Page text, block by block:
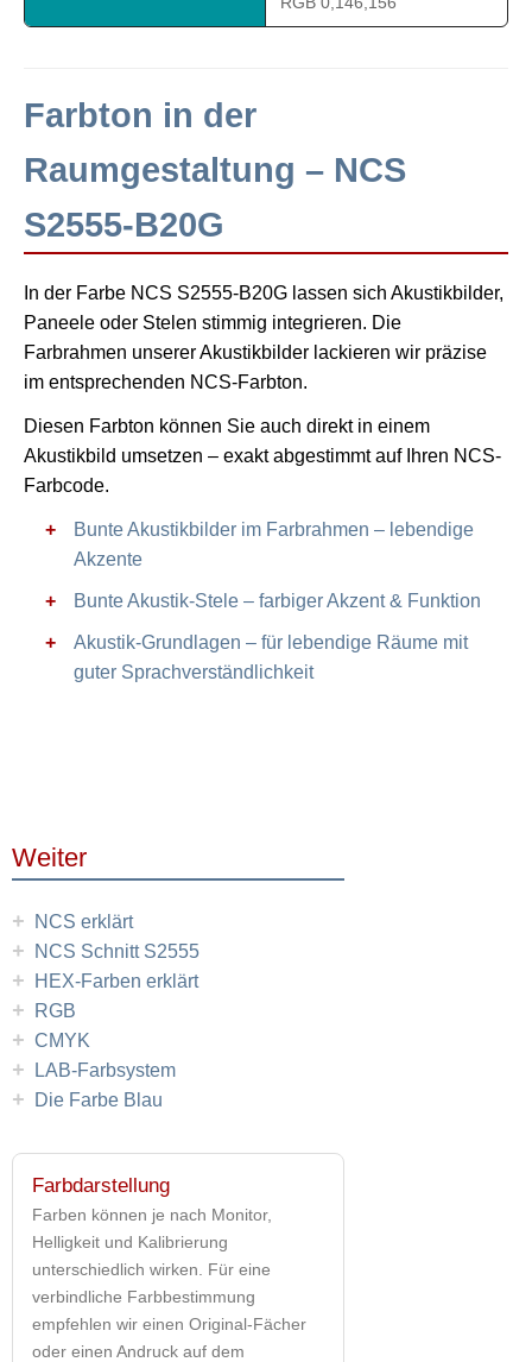
Farbton in der
Raumgestaltung – NCS
S2555-B20G
In der Farbe NCS S2555-B20G lassen sich Akustikbilder,
Paneele oder Stelen stimmig integrieren. Die
Farbrahmen unserer Akustikbilder lackieren wir präzise
im entsprechenden NCS-Farbton.
Diesen Farbton können Sie auch direkt in einem
Akustikbild umsetzen – exakt abgestimmt auf Ihren NCS-
Farbcode.
Bunte Akustikbilder im Farbrahmen – lebendige
Akzente
Bunte Akustik-Stele – farbiger Akzent & Funktion
Akustik-Grundlagen – für lebendige Räume mit
guter Sprachverständlichkeit
Weiter
+ NCS erklärt
+ NCS Schnitt S2555
+ HEX-Farben erklärt
+ RGB
+ CMYK
+ LAB-Farbsystem
+ Die Farbe Blau
Farbdarstellung
Farben können je nach Monitor,
Helligkeit und Kalibrierung
unterschiedlich wirken. Für eine
verbindliche Farbbestimmung
empfehlen wir einen Original-Fächer
oder einen Andruck auf dem